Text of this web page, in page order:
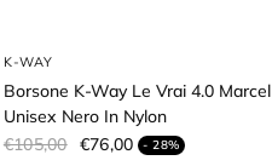
K-WAY
Borsone K-Way Le Vrai 4.0 Marcel
Unisex Nero In Nylon
€105,00 €76,00 - 28%